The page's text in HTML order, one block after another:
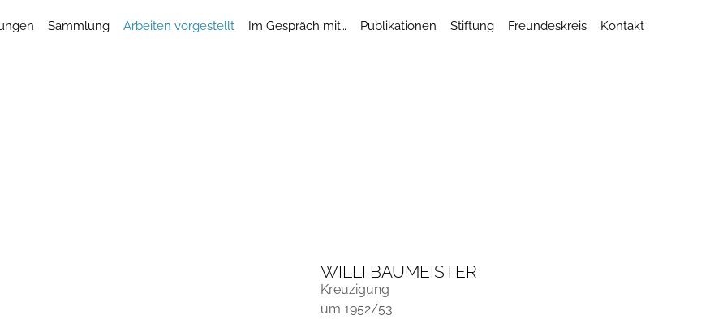
Sammlung Arbeiten vorgestellt Im Gespräch mit… Publikationen Stiftung Freundeskreis Kontakt
WILLI BAUMEISTER
Kreuzigung
um 1952/53